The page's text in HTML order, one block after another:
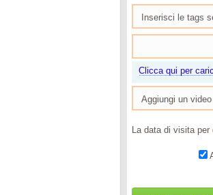
Clicca qui per
La data di visita